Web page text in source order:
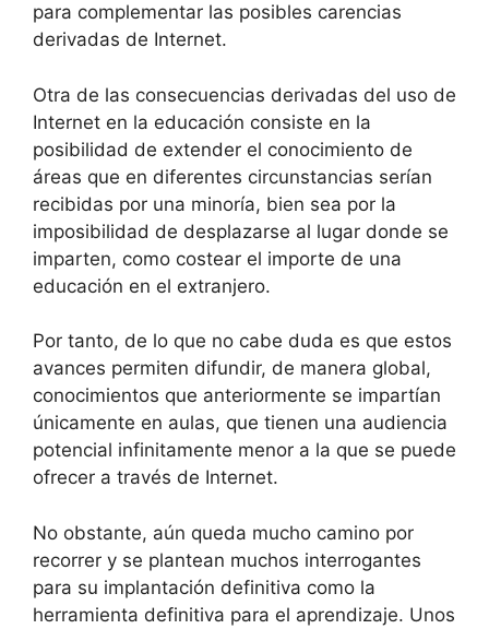
para complementar las posibles carencias
derivadas de Internet.
Otra de las consecuencias derivadas del uso de
Internet en la educación consiste en la
posibilidad de extender el conocimiento de
áreas que en diferentes circunstancias serían
recibidas por una minoría, bien sea por la
imposibilidad de desplazarse al lugar donde se
imparten, como costear el importe de una
educación en el extranjero.
Por tanto, de lo que no cabe duda es que estos
avances permiten difundir, de manera global,
conocimientos que anteriormente se impartían
únicamente en aulas, que tienen una audiencia
potencial infinitamente menor a la que se puede
ofrecer a través de Internet.
No obstante, aún queda mucho camino por
recorrer y se plantean muchos interrogantes
para su implantación definitiva como la
herramienta definitiva para el aprendizaje. Unos